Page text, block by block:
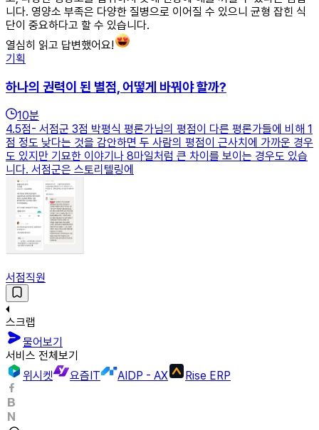
니다. 영양소 부족은 다양한 질병으로 이어질 수 있으니 균형 잡힌 식
단이 중요하다고 할 수 있습니다.
열심히 읽고 답변했어요!
기획
하나의 권력이 된 별점, 어떻게 바꿔야 할까?
10분
4.5점- 서점군 3점 박평식 평론가님의 평점이 다른 평론가들에 비해 1
점 정도 낮다는 것을 감안하면 두 사람의 평점이 근사치에 가까운 경우
도 있지만 기묘한 이야기나 8마일처럼 큰 차이를 보이는 경우도 있습
니다. 서점군은 스토리텔링에
서점직원
스크랩
물어보기
서비스 전체보기
위시켓
요즘IT AIDP - AX Rise ERP